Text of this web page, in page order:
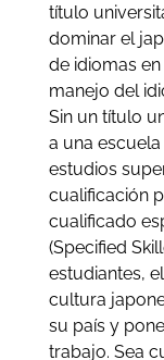
título
dominar el
de idiomas
manejo del
Sin un título
a una
estudios
cualificación
cualificado
(Specified
estudiantes,
cultura
su país y
trabajo. Sea